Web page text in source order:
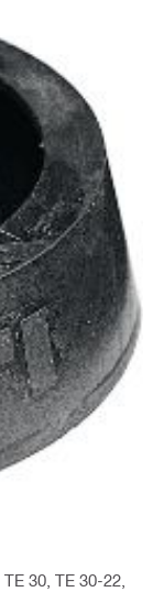
30, TE 30-22,